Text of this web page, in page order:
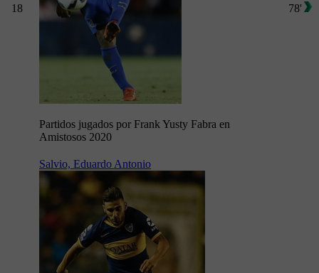
18
Partidos jugados por Frank Yusty Fabra en
Amistosos 2020
78'
Salvio, Eduardo Antonio